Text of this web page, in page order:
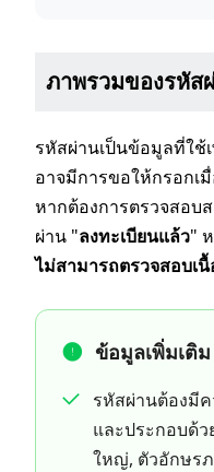
ภาพรวมของรหัส
รหัสผ่านเป็นข้อมูลที่ใช้
อาจมีการขอให้กรอกเ
หากต้องการตรวจสอบ
ผ่าน "ลงทะเบียนแล้ว"
ไม่สามารถตรวจสอบเ
ข้อมูลเพิ่มเติม
รหัสผ่านต้องมี
และประกอบด้
ใหญ่, ตัวอักษร